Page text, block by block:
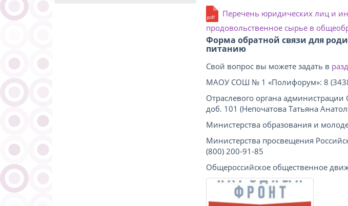
Перечень юридических лиц и
продовольственное сырье в
Форма обратной связи для
питанию
Свой вопрос вы можете задать в
МАОУ СОШ № 1 «Полифорум»: 8
Отраслевого органа администрации
доб. 101 (Непочатова Татьяна
Министерства образования и
Министерства просвещения
(800) 200-91-85
Общероссийское общественное